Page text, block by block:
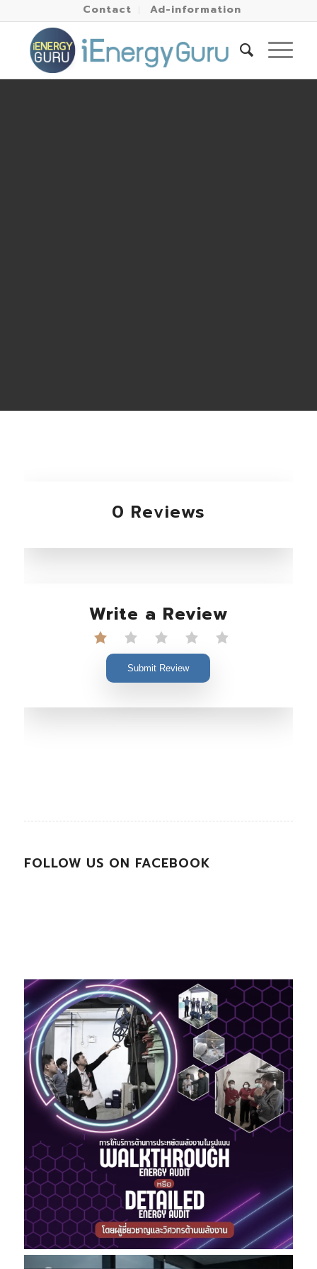
Contact Ad-information
0 Reviews
Write a Review
Submit Review
FOLLOW US ON FACEBOOK